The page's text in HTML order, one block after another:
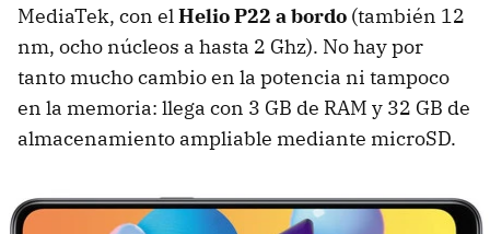
MediaTek, con elHelio P22 a bordo (también 12
nm, ocho núcleos a hasta 2 Ghz). No hay por
tanto mucho cambio en la potencia ni tampoco
en la memoria: llega con 3 GB de RAM y 32 GB de
almacenamiento ampliable mediante microSD.